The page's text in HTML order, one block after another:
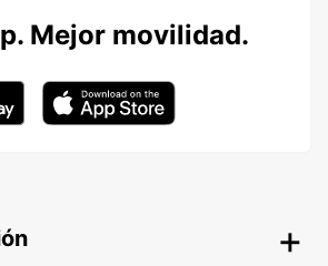
Mejor movilidad.